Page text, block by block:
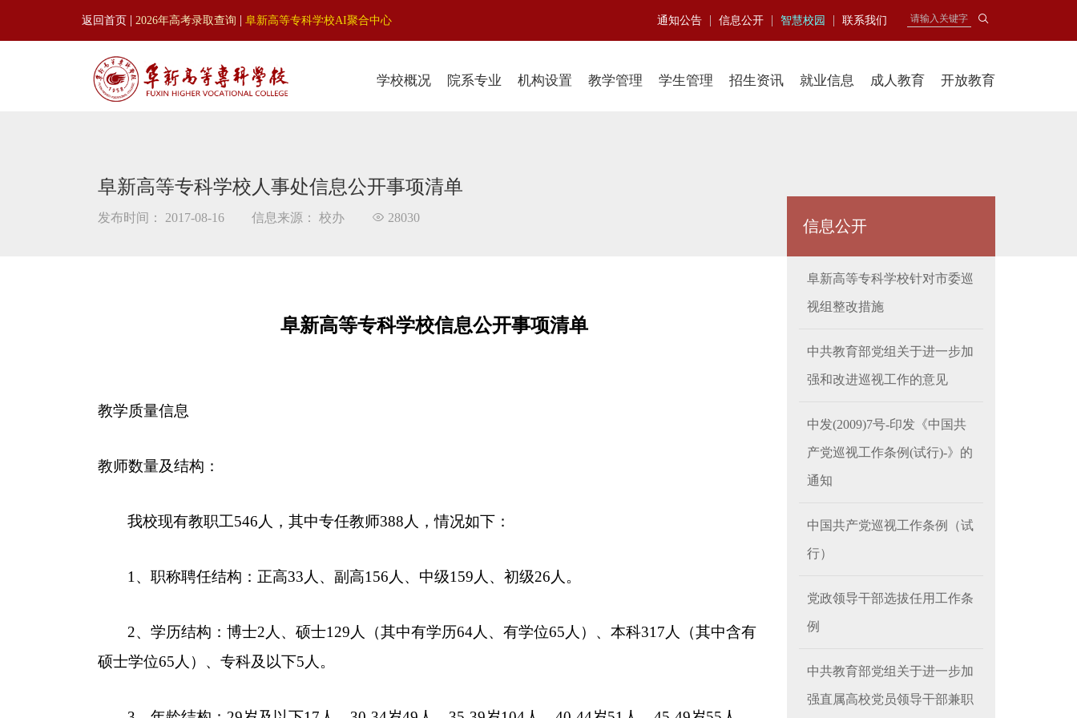
返回首页 | 2026年高考录取查询 | 阜新高等专科学校AI聚合中心 通知公告 | 信息公开 | 智慧校园 | 联系我们
学校概况 院系专业 机构设置 教学管理 学生管理 招生资讯 就业信息 成人教育 开放教育
阜新高等专科学校人事处信息公开事项清单
发布时间： 2017-08-16 信息来源： 校办 28030
阜新高等专科学校信息公开事项清单
教学质量信息
教师数量及结构：
我校现有教职工546 人，其中专任教师388 人，情况如下：
1 、职称聘任结构：正高33 人、副高156 人、中级159 人、初级26 人。
2、学历结构：博士2 人、硕士129 人（其中有学历64人、有学位65 人）、本科317 人（其中含有
硕士学位65 人）、专科及以下5 人。
信息公开
阜新高等专科学校针对市委巡
视组整改措施
中共教育部党组关于进一步加
强和改进巡视工作的意见
中发(2009)7号-印发《中国共
产党巡视工作条例(试行)-》的
通知
中国共产党巡视工作条例（试
行）
党政领导干部选拔任用工作条
例
中共教育部党组关于进一步加
强直属高校党员领导干部兼职